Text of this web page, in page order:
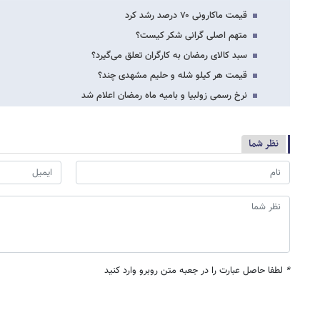
قیمت ماکارونی ۷۰ درصد رشد کرد
متهم اصلی گرانی شکر کیست؟‌
سبد کالای رمضان به کارگران تعلق می‌گیرد؟
قیمت هر کیلو شله و حلیم مشهدی چند؟
نرخ رسمی زولبیا و بامیه ماه رمضان اعلام شد
نظر شما
* لطفا حاصل عبارت را در جعبه متن روبرو وارد کنید